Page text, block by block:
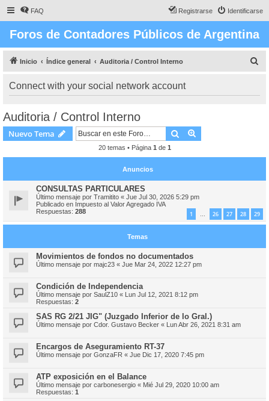
FAQ Identificarse
Registrarse
Foros de Contadores Públicos de Argentina
Inicio Índice general Auditoria / Control Interno
Connect with your social network account
Auditoria / Control Interno
Nuevo Tema Buscar
20 temas • Página 1 de 1
Anuncios
CONSULTAS PARTICULARES
Último mensaje por Tramitito « Jue Jul 30, 2026 5:29 pm
Publicado en Impuesto al Valor Agregado IVA
Respuestas: 288 1 … 26 27 28 29
Temas
Movimientos de fondos no documentados
Último mensaje por majc23 « Jue Mar 24, 2022 12:27 pm
Condición de Independencia
Último mensaje por SaulZ10 « Lun Jul 12, 2021 8:12 pm
Respuestas: 2
SAS RG 2/21 JIG" (Juzgado Inferior de lo Gral.)
Último mensaje por Cdor. Gustavo Becker « Lun Abr 26, 2021 8:31 am
Encargos de Aseguramiento RT-37
Último mensaje por GonzaFR « Jue Dic 17, 2020 7:45 pm
ATP exposición en el Balance
Último mensaje por carbonesergio « Mié Jul 29, 2020 10:00 am
Respuestas: 1